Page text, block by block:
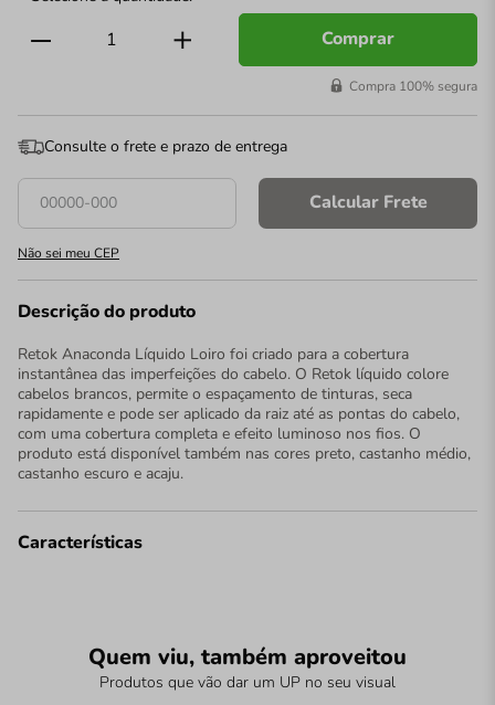
Comprar
Compra 100% segura
Consulte o frete e prazo de entrega
Calcular Frete
Não sei meu CEP
Descrição do produto
Retok Anaconda Líquido Loiro foi criado para a cobertura
instantânea das imperfeições do cabelo. O Retok líquido colore
cabelos brancos, permite o espaçamento de tinturas, seca
rapidamente e pode ser aplicado da raiz até as pontas do cabelo,
com uma cobertura completa e efeito luminoso nos fios. O
produto está disponível também nas cores preto, castanho médio,
castanho escuro e acaju.
Características
Quem viu, também aproveitou
Produtos que vão dar um UP no seu visual